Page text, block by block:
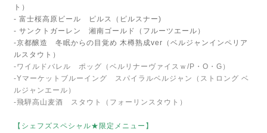
ト）
- 富士桜高原ビール ピルス（ピルスナー)
- サンクトガーレン 湘南ゴールド（フルーツエール）
-京都醸造 冬眠からの目覚め 木樽熟成ver（ベルジャンインペリア
ルスタウト）
-ワイルドバレル ポッグ（ベルリナーヴァイスｗ/P・O・G）
-Yマーケットブルーイング スパイラルベルジャン（ストロング ベ
ルジャンエール）
-飛騨高山麦酒 スタウト（フォーリンスタウト）
【シェフズスペシャル★限定メニュー】